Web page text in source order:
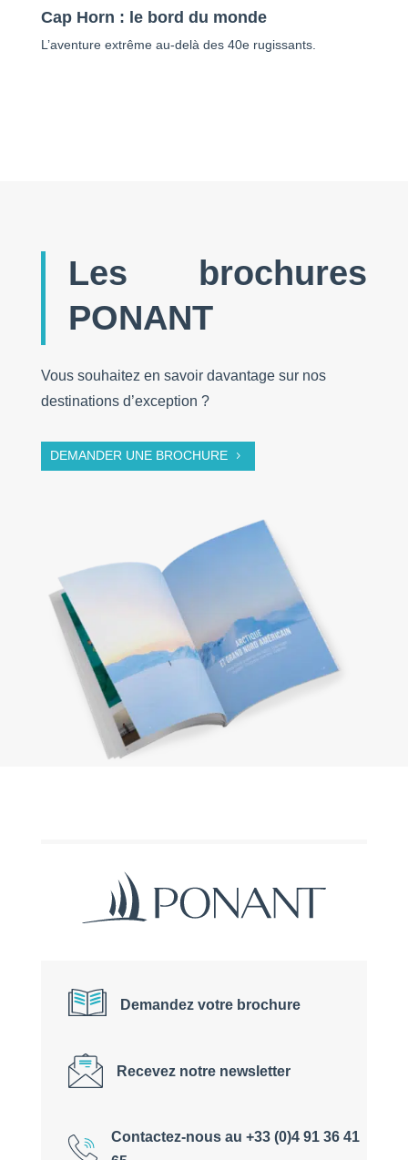
Cap Horn : le bord du monde
L’aventure extrême au-delà des 40e rugissants.
Les brochures
PONANT
Vous souhaitez en savoir davantage sur nos
destinations d’exception ?
DEMANDER UNE BROCHURE
Demandez votre brochure
Recevez notre newsletter
Contactez-nous au +33 (0)4 91 36 41